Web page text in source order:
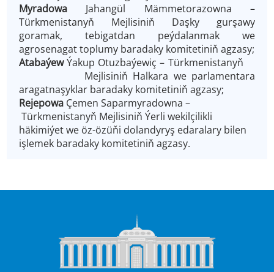
Myradowa Jahangül Mämmetorazowna –
Türkmenistanyň Mejlisiniň Daşky gurşawy
goramak, tebigatdan peýdalanmak we
agrosenagat toplumy baradaky komitetiniň agzasy;
AtabaýewÝakup Otuzbaýewiç – Türkmenistanyň
Mejlisiniň Halkara we parlamentara
aragatnaşyklar baradaky komitetiniň agzasy;
Rejepowa Çemen Saparmyradowna –
Türkmenistanyň Mejlisiniň Ýerli wekilçilikli
häkimiýet we öz-özüňi dolandyryş edaralary bilen
işlemek baradaky komitetiniň agzasy.